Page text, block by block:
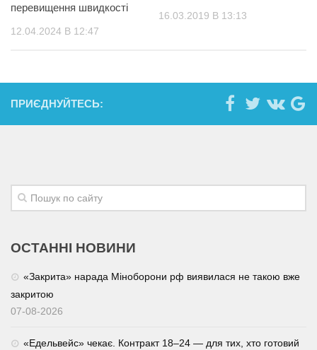
перевищення швидкості
12.04.2024 В 12:47
16.03.2019 В 13:13
ПРИЄДНУЙТЕСЬ:
ОСТАННІ НОВИНИ
«Закрита» нарада Міноборони рф виявилася не такою вже
закритою
07-08-2026
«Едельвейс» чекає. Контракт 18–24 — для тих, хто готовий